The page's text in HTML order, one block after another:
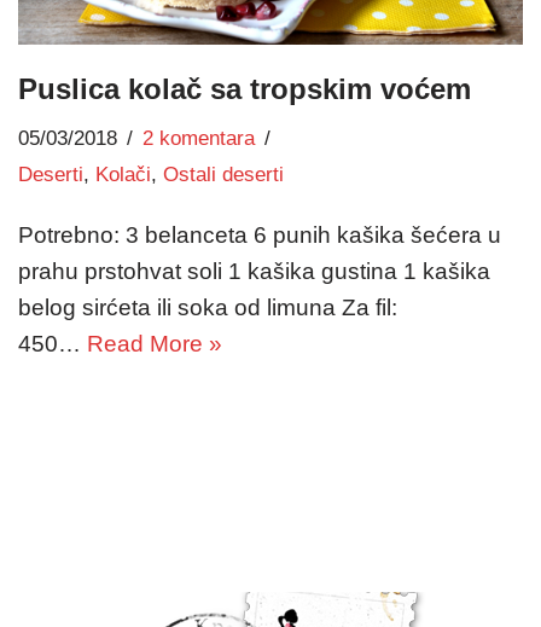
Puslica kolač sa tropskim voćem
05/03/2018
2 komentara
Deserti, Kolači, Ostali deserti
Potrebno: 3 belanceta 6 punih kašika šećera u
prahu prstohvat soli 1 kašika gustina 1 kašika
belog sirćeta ili soka od limuna Za fil:
450… Read More »